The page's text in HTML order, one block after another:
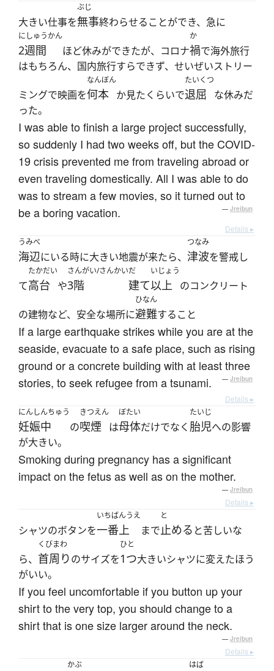
大きい仕事を
ぶじ
無事終わらせることができ、急に
にしゅうかん
2週間 ほど休みができたが、コロナ
か
禍で海外旅行
はもちろん、国内旅行すらできず、せいぜいストリー
ミングで映画を
なんぼん
何本 か見たくらいで
たいくつ
退屈
な休みだ
った。
I was able to finish a large project successfully,
so suddenly I had two weeks off, but the COVID-
19 crisis prevented me from traveling abroad or
even traveling domestically. All I was able to do
was to stream a few movies, so it turned out to
be a boring vacation.
— Jreibun
Details ▸
うみべ
海辺にいる時に大きい地震が来たら、
つなみ
津波を警戒し
て
たかだい
高台 や
さんがい/さんかい
3階
だ
建て
いじょう
以上 のコンクリート
の建物など、安全な場所に
ひなん
避難すること
If a large earthquake strikes while you are at the
seaside, evacuate to a safe place, such as rising
ground or a concrete building with at least three
stories, to seek refugee from a tsunami.
— Jreibun
Details ▸
にんしんちゅう
妊娠中 の
きつえん
喫煙 は
ぼたい
母体だけでなく
たいじ
胎児への影響
が大きい。
Smoking during pregnancy has a significant
impact on the fetus as well as on the mother.
— Jreibun
Details ▸
シャツのボタンを
いちばんうえ
一番上 まで
と
止める と苦しいな
ら、
くびまわ
首周りのサイズを
ひと
1つ大きいシャツに変えたほう
がいい。
If you feel uncomfortable if you button up your
shirt to the very top, you should change to a
shirt that is one size larger around the neck.
— Jreibun
Details ▸
かぶ はば